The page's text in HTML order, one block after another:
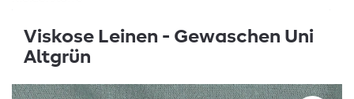
Viskose Leinen - Gewaschen Uni
Altgrün